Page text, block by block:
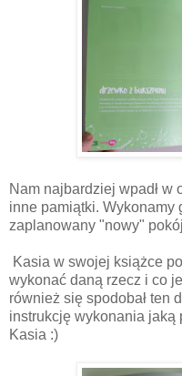
Nam najbardziej wpadł w
inne pamiątki. Wykonamy
zaplanowany "nowy"
Kasia w swojej książce
wykonać daną rzecz i co
również się spodobał ten
instrukcję wykonania
Kasia :)